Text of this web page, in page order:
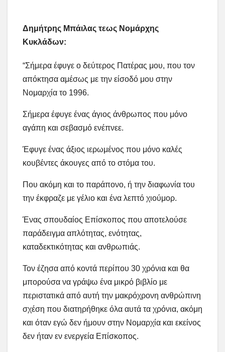
Δημήτρης Μπάιλας τεως Νομάρχης
Κυκλάδων:
“Σήμερα έφυγε ο δεύτερος Πατέρας μου, που τον
απόκτησα αμέσως με την είσοδό μου στην
Νομαρχία το 1996.
Σήμερα έφυγε ένας άγιος άνθρωπος που μόνο
αγάπη και σεβασμό ενέπνεε.
Έφυγε ένας άξιος ιερωμένος που μόνο καλές
κουβέντες άκουγες από το στόμα του.
Που ακόμη και το παράπονο, ή την διαφωνία του
την έκφραζε με γέλιο και ένα λεπτό χιούμορ.
Ένας σπουδαίος Επίσκοπος που αποτελούσε
παράδειγμα απλότητας, ενότητας,
καταδεκτικότητας και ανθρωπιάς.
Τον έζησα από κοντά περίπου 30 χρόνια και θα
μπορούσα να γράψω ένα μικρό βιβλίο με
περιστατικά από αυτή την μακρόχρονη ανθρώπινη
σχέση που διατηρήθηκε όλα αυτά τα χρόνια, ακόμη
και όταν εγώ δεν ήμουν στην Νομαρχία και εκείνος
δεν ήταν εν ενεργεία Επίσκοπος.